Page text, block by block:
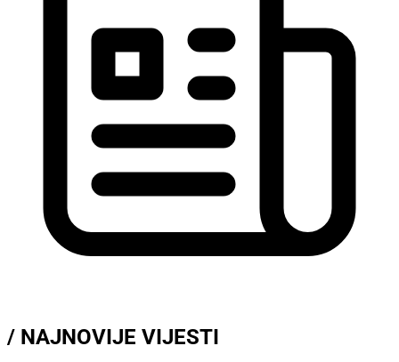
/ NAJNOVIJE VIJESTI